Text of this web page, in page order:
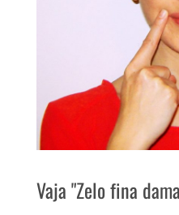
Vaja "Zelo fina